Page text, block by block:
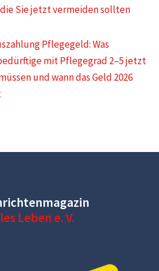
Sie jetzt vermeiden sollten
Pflegegeld: Was
mit Pflegegrad 2–5 jetzt
und wann das Geld 2026
Leben e. V.